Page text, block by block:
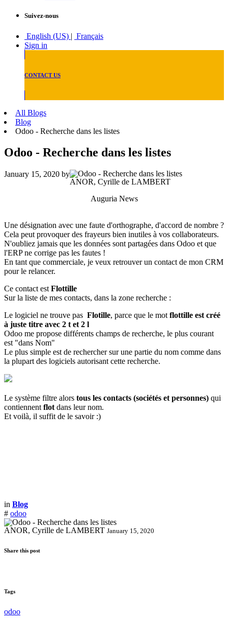
Suivez-nous
English (US) | Français
Sign in
CONTACT US
All Blogs
Blog
Odoo - Recherche dans les listes
Odoo - Recherche dans les listes
January 15, 2020 by
ANOR, Cyrille de LAMBERT
Auguria News
Une désignation avec une faute d'orthographe, d'accord de nombre ?
Cela peut provoquer des frayeurs bien inutiles à vos collaborateurs.
N'oubliez jamais que les données sont partagées dans Odoo et que
l'ERP ne corrige pas les fautes !
En tant que commerciale, je veux retrouver un contact de mon CRM
pour le relancer.
Ce contact est Flottille
Sur la liste de mes contacts, dans la zone recherche :
Le logiciel ne trouve pas Flotille, parce que le mot flottille est créé
à juste titre avec 2 t et 2 l
Odoo me propose différents champs de recherche, le plus courant
est "dans Nom"
Le plus simple est de rechercher sur une partie du nom comme dans
la plupart des logiciels autorisant cette recherche.
Le système filtre alors tous les contacts (sociétés et personnes) qui
contiennent flot dans leur nom.
Et voilà, il suffit de le savoir :)
in Blog
# odoo
ANOR, Cyrille de LAMBERT January 15, 2020
Share this post
Tags
odoo